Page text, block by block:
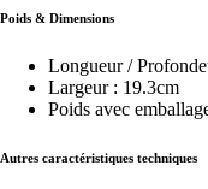
Poids & Dimensions
Longueur /
Largeur : 19.3cm
Poids avec
Autres caractéristiques techniques